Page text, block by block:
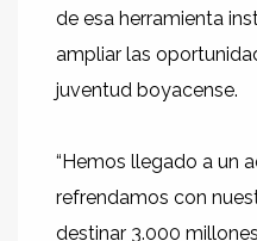
de esa herramienta
ampliar las
juventud boyacense.
“Hemos llegado a un
refrendamos con
destinar 3.000